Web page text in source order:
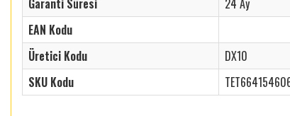
EAN Kodu
Üretici Kodu
DX10
SKU Kodu